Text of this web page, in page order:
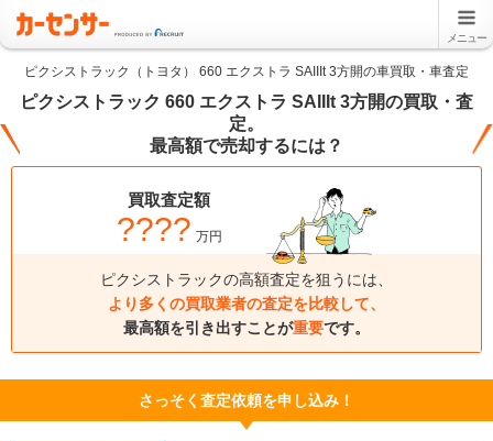
メニュー
ピクシストラック（トヨタ） 660 エクストラ SAIIIt 3方開の車買取・車査定
ピクシストラック 660 エクストラ SAIIIt 3方開の買取・査
定。
最高額で売却するには？
買取査定額
???? 万円
ピクシストラックの高額査定を狙うには、
より多くの買取業者の査定を比較して、
最高額を引き出すことが重要です。
さっそく査定依頼を申し込み！